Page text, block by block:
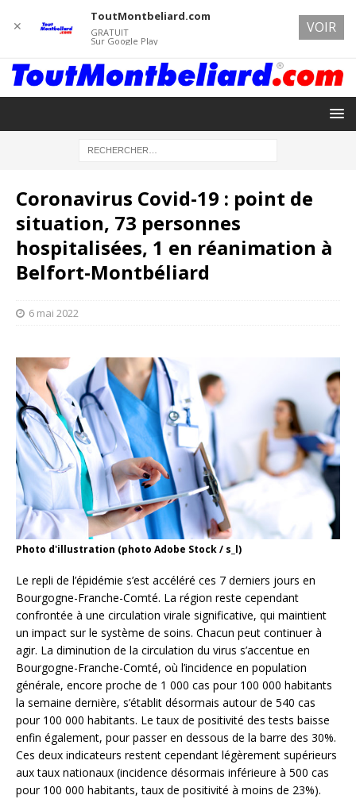
Coronavirus Covid-19 : point de
situation, 73 personnes
hospitalisées, 1 en réanimation à
Belfort-Montbéliard
6 mai 2022
Photo d'illustration (photo Adobe Stock / s_l)
Le repli de l’épidémie s’est accéléré ces 7 derniers jours en
Bourgogne-Franche-Comté. La région reste cependant
confrontée à une circulation virale significative, qui maintient
un impact sur le système de soins. Chacun peut continuer à
agir. La diminution de la circulation du virus s’accentue en
Bourgogne-Franche-Comté, où l’incidence en population
générale, encore proche de 1 000 cas pour 100 000 habitants
la semaine dernière, s’établit désormais autour de 540 cas
pour 100 000 habitants. Le taux de positivité des tests baisse
enfin également, pour passer en dessous de la barre des 30%.
Ces deux indicateurs restent cependant légèrement supérieurs
aux taux nationaux (incidence désormais inférieure à 500 cas
pour 100 000 habitants, taux de positivité à moins de 23%).
✕
ToutMontbeliard.com
GRATUIT
Sur Google Play
VOIR